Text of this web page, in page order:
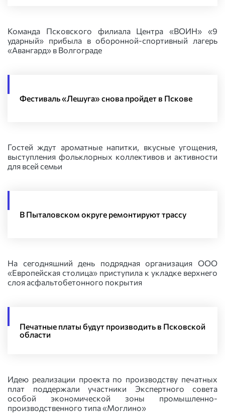
Команда Псковского филиала Центра «ВОИН» «9
ударный» прибыла в оборонной-спортивный лагерь
«Авангард» в Волгограде
Фестиваль «Лешуга» снова пройдет в Пскове
Гостей ждут ароматные напитки, вкусные угощения,
выступления фольклорных коллективов и активности
для всей семьи
В Пыталовском округе ремонтируют трассу
На сегодняшний день подрядная организация ООО
«Европейская столица» приступила к укладке верхнего
слоя асфальтобетонного покрытия
Печатные платы будут производить в Псковской
области
Идею реализации проекта по производству печатных
плат поддержали участники Экспертного совета
особой экономической зоны промышленно-
производственного типа «Моглино»